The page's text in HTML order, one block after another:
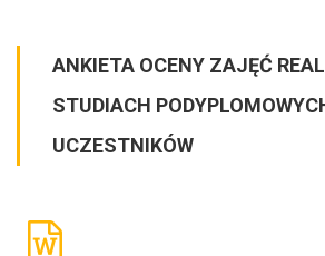
ANKIETA OCENY ZAJĘĆ
STUDIACH
UCZESTNIKÓW